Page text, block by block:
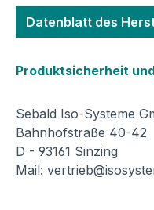
Datenblatt des
Produktsicherheit
Sebald Iso-Systeme
Bahnhofstraße 40-42
D - 93161 Sinzing
Mail: